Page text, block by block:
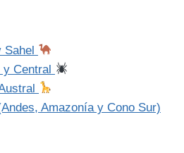
Sahel
Central
Amazonía y Cono Sur)